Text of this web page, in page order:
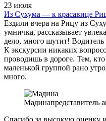
23 июля
Из Сухума — к красавице
Ездили вчера на Рицу из
умничка, рассказывает
дело, много шутит! Водитель
К экскурсии никаких
проводишь в дороге. Тем, кто
маленькой группой рано
много.
Мадинапредставитель
Спасибо за высокую оценку